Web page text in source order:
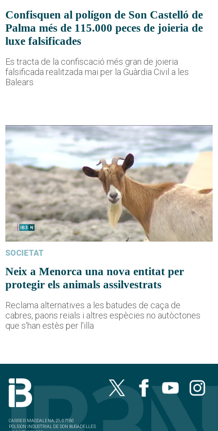
Confisquen al polígon de Son Castelló de
Palma més de 115.000 peces de joieria de
luxe falsificades
Es tracta de la confiscació més gran de joieria
falsificada realitzada mai per la Guàrdia Civil a les
Balears
SOCIETAT
Neix a Menorca una nova entitat per
protegir els animals assilvestrats
Reclama alternatives a les batudes de caça de
cabres, paons reials i altres espècies no autòctones
que s'han estès per l'illa
CARRER MAGDALENA, 21, 07180
POLÍGON INDUSTRIAL DE SON BUGADELLES